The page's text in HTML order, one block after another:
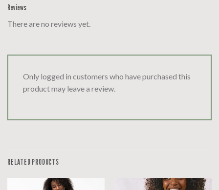
Reviews
There are no reviews yet.
Only logged in customers who have purchased this
product may leave a review.
RELATED PRODUCTS